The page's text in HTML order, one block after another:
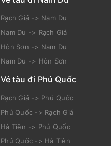
Rạch Giá -> Nam Du
Nam Du -> Rạch Giá
Hòn Sơn -> Nam Du
Nam Du -> Hòn Sơn
Vé tàu đi Phú Quốc
Rạch Giá -> Phú Quốc
Phú Quốc -> Rạch Giá
Hà Tiên -> Phú Quốc
Phú Quốc -> Hà Tiên